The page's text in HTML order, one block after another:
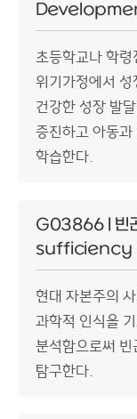
초등학교나 학
위기가정에서
건강한 성장 발
증진하고 아동
학습한다.
G03866 | 빈
sufficiency
현대 자본주의
과학적 인식을
분석함으로써
탐구한다.